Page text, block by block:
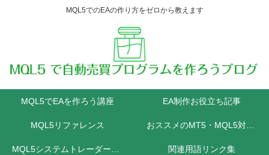
MQL5でのEAの作り方をゼロから教えます
MQL5でEAを作ろう講座 EA制作お役立ち記事
MQL5リファレンス おススメのMT5・MQL5対応FX業者
MQL5システムトレーダーの為のPython講座 関連用語リンク集